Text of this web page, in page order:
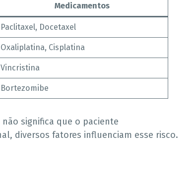
Medicamentos
Paclitaxel, Docetaxel
Oxaliplatina, Cisplatina
Vincristina
Bortezomibe
significa que o paciente
diversos fatores influenciam esse risco.